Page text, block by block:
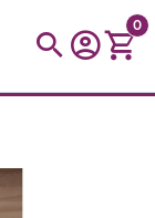
Botella
0